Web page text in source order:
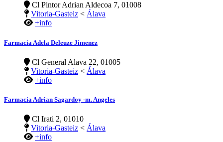
Cl Pintor Adrian Aldecoa 7, 01008
Vitoria-Gasteiz < Álava
+info
Farmacia Adela Deleuze Jimenez
Cl General Alava 22, 01005
Vitoria-Gasteiz < Álava
+info
Farmacia Adrian Sagardoy -m. Angeles
Cl Irati 2, 01010
Vitoria-Gasteiz < Álava
+info